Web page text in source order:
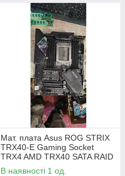
Мат. плата Asus ROG STRIX
TRX40-E Gaming Socket
TRX4 AMD TRX40 SATA RAID
ATX 8DDR4 No 240204202
В наявності 1 од.